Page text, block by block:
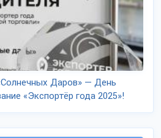
Даров» — День
«Экспортёр года 2025»!